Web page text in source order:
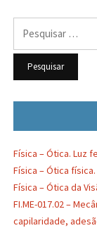
Física – Ótica. Luz
Física – Ótica física.
Física – Ótica da
FI.ME-017.02 –
capilaridade,